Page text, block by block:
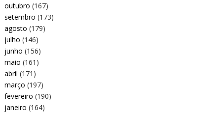
outubro (167)
setembro (173)
agosto (179)
julho (146)
junho (156)
maio (161)
abril (171)
março (197)
fevereiro (190)
janeiro (164)